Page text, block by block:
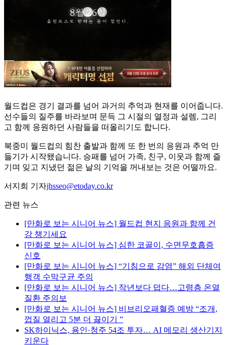
월드컵은 경기 결과를 넘어 과거의 추억과 현재를 이어줍니다.
선수들의 질주를 바라보며 문득 그 시절의 열정과 설렘, 그리
고 함께 응원하던 사람들을 떠올리기도 합니다.
북중미 월드컵의 힘찬 출발과 함께 또 한 번의 응원과 추억 만
들기가 시작됐습니다. 승패를 넘어 가족, 친구, 이웃과 함께 즐
기며 잊고 지냈던 젊은 날의 기억을 꺼내보는 것은 어떨까요.
서지희 기자jhsseo@etoday.co.kr
관련 뉴스
[만화로 보는 시니어 뉴스] 월드컵 현지 응원과 함께 건
강 챙기세요
[만화로 보는 시니어 뉴스] 심한 코골이, 수면무호흡증
신호
[만화로 보는 시니어 뉴스] “기침으로 감염” 해외 단체여
행객 수막구균 주의
[만화로 보는 시니어 뉴스] 작년보다 덥다…고령층 온열
질환 주의보
[만화로 보는 시니어 뉴스] 비브리오패혈증 예방 “조개,
껍질 열리고 5분 더 끓이기 ”
SK하이닉스, 용인·청주 54조 투자… AI 메모리 생산기지
키운다